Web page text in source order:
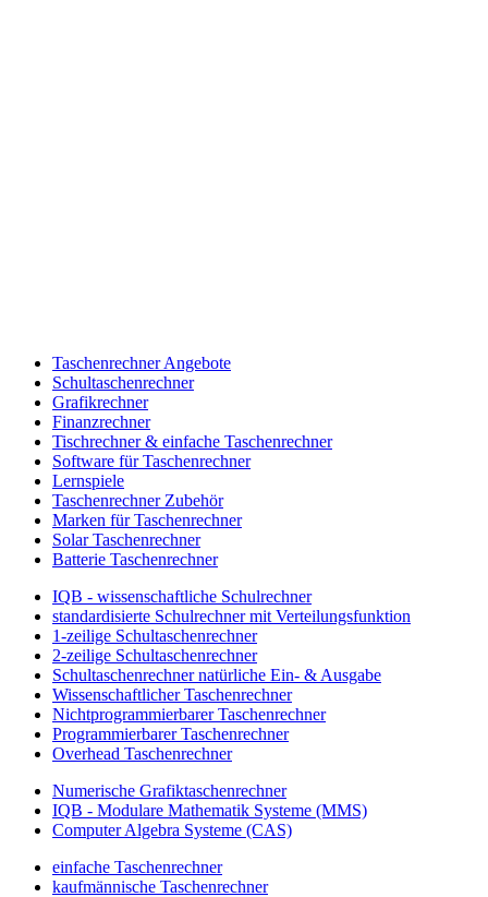
Taschenrechner Angebote
Schultaschenrechner
Grafikrechner
Finanzrechner
Tischrechner & einfache Taschenrechner
Software für Taschenrechner
Lernspiele
Taschenrechner Zubehör
Marken für Taschenrechner
Solar Taschenrechner
Batterie Taschenrechner
IQB - wissenschaftliche Schulrechner
standardisierte Schulrechner mit Verteilungsfunktion
1-zeilige Schultaschenrechner
2-zeilige Schultaschenrechner
Schultaschenrechner natürliche Ein- & Ausgabe
Wissenschaftlicher Taschenrechner
Nichtprogrammierbarer Taschenrechner
Programmierbarer Taschenrechner
Overhead Taschenrechner
Numerische Grafiktaschenrechner
IQB - Modulare Mathematik Systeme (MMS)
Computer Algebra Systeme (CAS)
einfache Taschenrechner
kaufmännische Taschenrechner